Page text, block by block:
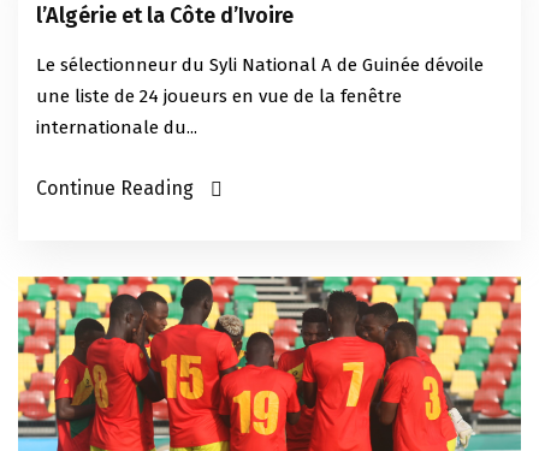
l’Algérie et la Côte d’Ivoire
Le sélectionneur du Syli National A de Guinée dévoile
une liste de 24 joueurs en vue de la fenêtre
internationale du...
Continue Reading